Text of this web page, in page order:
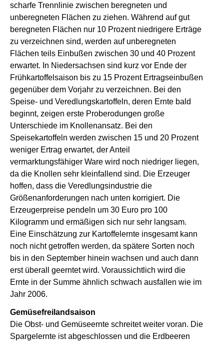
scharfe Trennlinie zwischen beregneten und
unberegneten Flächen zu ziehen. Während auf gut
beregneten Flächen nur 10 Prozent niedrigere Erträge
zu verzeichnen sind, werden auf unberegneten
Flächen teils Einbußen zwischen 30 und 40 Prozent
erwartet. In Niedersachsen sind kurz vor Ende der
Frühkartoffelsaison bis zu 15 Prozent Ertragseinbußen
gegenüber dem Vorjahr zu verzeichnen. Bei den
Speise- und Veredlungskartoffeln, deren Ernte bald
beginnt, zeigen erste Proberodungen große
Unterschiede im Knollenansatz. Bei den
Speisekartoffeln werden zwischen 15 und 20 Prozent
weniger Ertrag erwartet, der Anteil
vermarktungsfähiger Ware wird noch niedriger liegen,
da die Knollen sehr kleinfallend sind. Die Erzeuger
hoffen, dass die Veredlungsindustrie die
Größenanforderungen nach unten korrigiert. Die
Erzeugerpreise pendeln um 30 Euro pro 100
Kilogramm und ermäßigen sich nur sehr langsam.
Eine Einschätzung zur Kartoffelernte insgesamt kann
noch nicht getroffen werden, da spätere Sorten noch
bis in den September hinein wachsen und auch dann
erst überall geerntet wird. Voraussichtlich wird die
Ernte in der Summe ähnlich schwach ausfallen wie im
Jahr 2006.
Gemüsefreilandsaison
Die Obst- und Gemüseernte schreitet weiter voran. Die
Spargelernte ist abgeschlossen und die Erdbeeren